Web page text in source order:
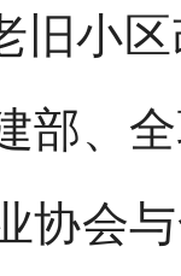
小区
部、
协会